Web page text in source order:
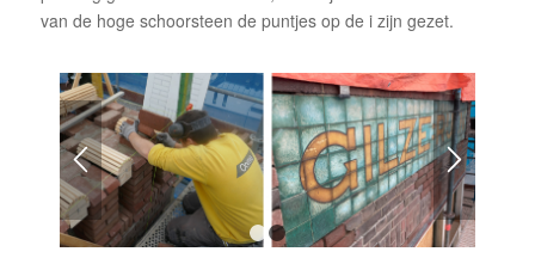
van de hoge schoorsteen de puntjes op de i zijn gezet.
1 2